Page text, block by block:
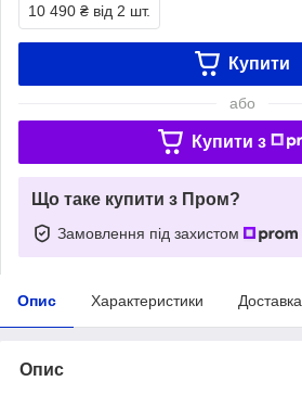
10 490 ₴ від 2 шт.
Купити
або
Купити з
Що таке купити з Пром?
Замовлення під захистом
Опис Характеристики Доставка
Опис